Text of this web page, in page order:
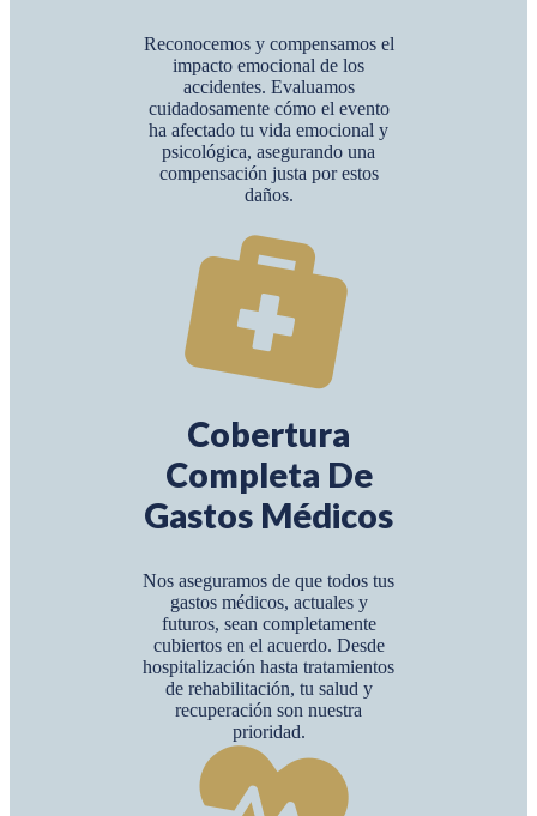
Reconocemos y compensamos el
impacto emocional de los
accidentes. Evaluamos
cuidadosamente cómo el evento
ha afectado tu vida emocional y
psicológica, asegurando una
compensación justa por estos
daños.
Cobertura
Completa De
Gastos Médicos
Nos aseguramos de que todos tus
gastos médicos, actuales y
futuros, sean completamente
cubiertos en el acuerdo. Desde
hospitalización hasta tratamientos
de rehabilitación, tu salud y
recuperación son nuestra
prioridad.